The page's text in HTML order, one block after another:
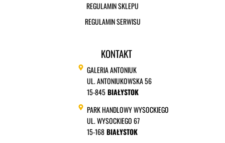
REGULAMIN SKLEPU
REGULAMIN SERWISU
KONTAKT
GALERIA ANTONIUK
UL. ANTONIUKOWSKA 56
15-845BIAŁYSTOK
PARK HANDLOWY WYSOCKIEGO
UL. WYSOCKIEGO 67
15-168BIAŁYSTOK